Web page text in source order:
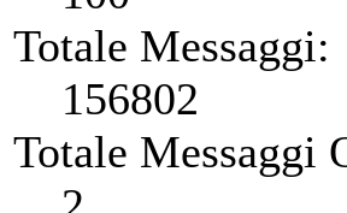
Totale Messaggi:
156802
Totale Messaggi